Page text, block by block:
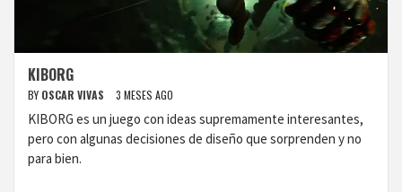
KIBORG
BY OSCAR VIVAS 3 MESES AGO
KIBORG es un juego con ideas supremamente interesantes,
pero con algunas decisiones de diseño que sorprenden y no
para bien.